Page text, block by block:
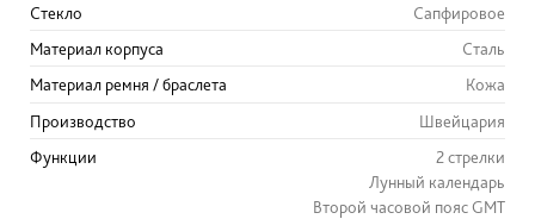
Стекло
Сапфировое
Материал корпуса
Сталь
Материал ремня / браслета
Кожа
Производство
Швейцария
Функции
2 стрелки
Лунный календарь
Второй часовой пояс GMT